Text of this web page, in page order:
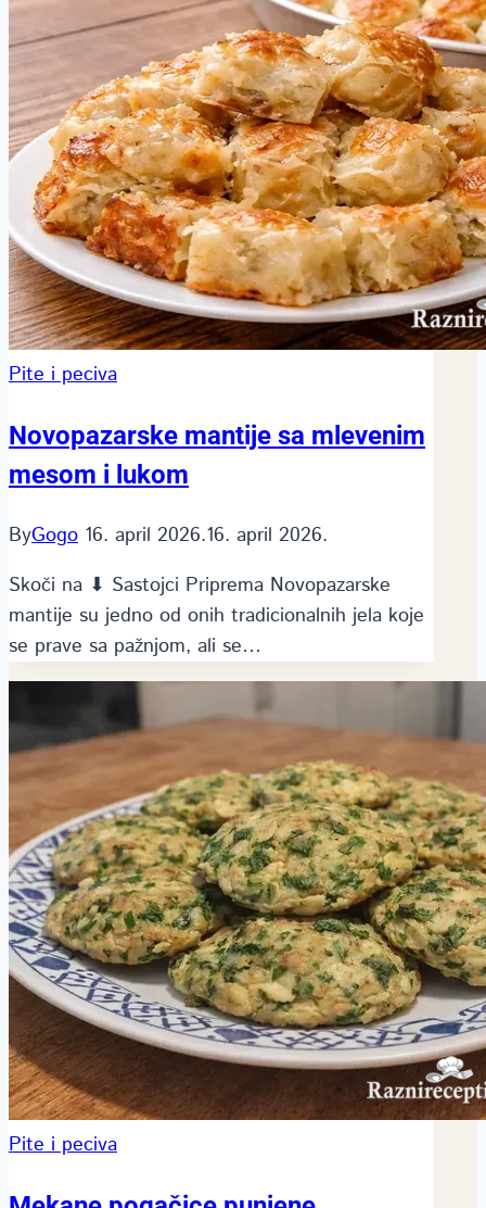
Pite i peciva
Novopazarske mantije sa mlevenim
mesom i lukom
ByGogo 16. april 2026.16. april 2026.
Skoči na ⬇ Sastojci Priprema Novopazarske
mantije su jedno od onih tradicionalnih jela koje
se prave sa pažnjom, ali se…
Pite i peciva